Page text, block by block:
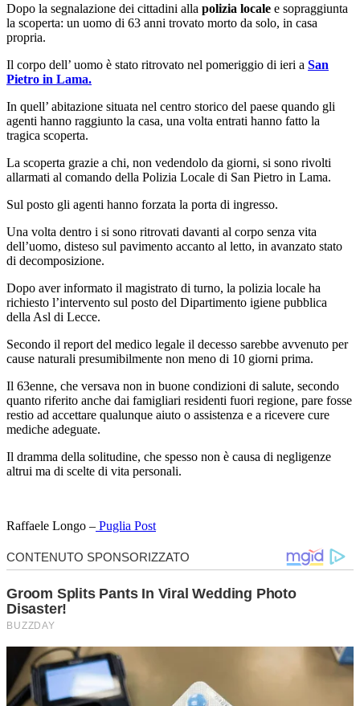
Dopo la segnalazione dei cittadini alla polizia locale e sopraggiunta
la scoperta: un uomo di 63 anni trovato morto da solo, in casa
propria.
Il corpo dell’ uomo è stato ritrovato nel pomeriggio di ieri a San
Pietro in Lama.
In quell’ abitazione situata nel centro storico del paese quando gli
agenti hanno raggiunto la casa, una volta entrati hanno fatto la
tragica scoperta.
La scoperta grazie a chi, non vedendolo da giorni, si sono rivolti
allarmati al comando della Polizia Locale di San Pietro in Lama.
Sul posto gli agenti hanno forzata la porta di ingresso.
Una volta dentro i si sono ritrovati davanti al corpo senza vita
dell’uomo, disteso sul pavimento accanto al letto, in avanzato stato
di decomposizione.
Dopo aver informato il magistrato di turno, la polizia locale ha
richiesto l’intervento sul posto del Dipartimento igiene pubblica
della Asl di Lecce.
Secondo il report del medico legale il decesso sarebbe avvenuto per
cause naturali presumibilmente non meno di 10 giorni prima.
Il 63enne, che versava non in buone condizioni di salute, secondo
quanto riferito anche dai famigliari residenti fuori regione, pare fosse
restio ad accettare qualunque aiuto o assistenza e a ricevere cure
mediche adeguate.
Il dramma della solitudine, che spesso non è causa di negligenze
altrui ma di scelte di vita personali.
Raffaele Longo – Puglia Post